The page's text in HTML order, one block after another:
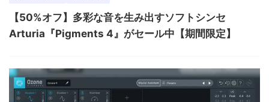
【50%オフ】多彩な音を生み出すソフトシンセ
Arturia『Pigments 4』がセール中【期間限定】